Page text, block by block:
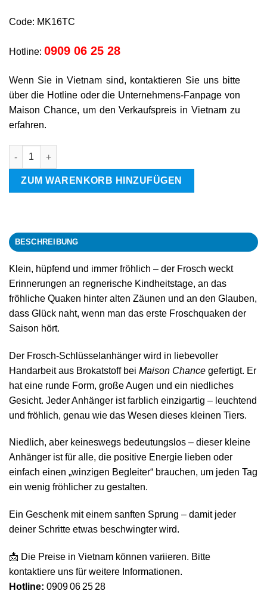
Code: MK16TC
Hotline: 0909 06 25 28
Wenn Sie in Vietnam sind, kontaktieren Sie uns bitte
über die Hotline oder die Unternehmens-Fanpage von
Maison Chance, um den Verkaufspreis in Vietnam zu
erfahren.
Frosch Menge
ZUM WARENKORB HINZUFÜGEN
BESCHREIBUNG
Klein, hüpfend und immer fröhlich – der Frosch weckt
Erinnerungen an regnerische Kindheitstage, an das
fröhliche Quaken hinter alten Zäunen und an den Glauben,
dass Glück naht, wenn man das erste Froschquaken der
Saison hört.
Der Frosch-Schlüsselanhänger wird in liebevoller
Handarbeit aus Brokatstoff bei Maison Chance gefertigt. Er
hat eine runde Form, große Augen und ein niedliches
Gesicht. Jeder Anhänger ist farblich einzigartig – leuchtend
und fröhlich, genau wie das Wesen dieses kleinen Tiers.
Niedlich, aber keineswegs bedeutungslos – dieser kleine
Anhänger ist für alle, die positive Energie lieben oder
einfach einen „winzigen Begleiter“ brauchen, um jeden Tag
ein wenig fröhlicher zu gestalten.
Ein Geschenk mit einem sanften Sprung – damit jeder
deiner Schritte etwas beschwingter wird.
📩 Die Preise in Vietnam können variieren. Bitte
kontaktiere uns für weitere Informationen.
Hotline: 0909 06 25 28